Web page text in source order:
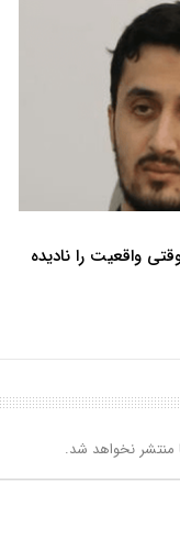
واقعیت را نادیده
نخواهد شد.